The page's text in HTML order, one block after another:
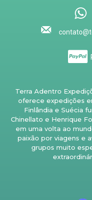
Terra Adentro
oferece expedições
Finlândia e Suécia
Chinellato e Henrique
em uma volta ao
paixão por viagens e
grupos muito